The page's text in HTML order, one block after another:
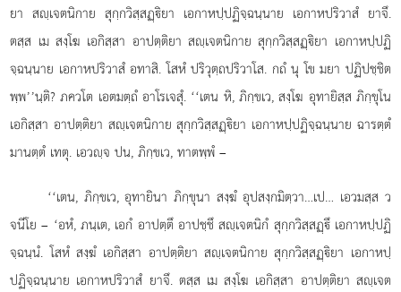
ยา สฺเจตนิกาย สุกฺกวิสฺสฏฺิยา เอกาหปฺปฏิจฺฉนฺนาย เอกาหปริวาสํ ยาจึ.
ตสฺส เม สงฺโฆ เอกิสฺสา อาปตฺติยา สฺเจตนิกาย สุกฺกวิสฺสฏฺิยา เอกาหปฺปฏิ
จฺฉนฺนาย เอกาหปริวาสํ อทาสิ. โสหํ ปริวุตฺถปริวาโส. กถํ นุ โข มยา ปฏิปชฺชิต
พฺพ’’นฺติ? ภควโต เอตมตฺถํ อาโรเจสุํ. ‘‘เตน หิ, ภิกฺขเว, สงฺโฆ อุทายิสฺส ภิกฺขุโน
เอกิสฺสา อาปตฺติยา สฺเจตนิกาย สุกฺกวิสฺสฏฺิยา เอกาหปฺปฏิจฺฉนฺนาย ฉารตฺตํ
มานตฺตํ เทตุ. เอวฺจ ปน, ภิกฺขเว, ทาตพฺพํ –
‘‘เตน, ภิกฺขเว, อุทายินา ภิกฺขุนา สงฺฆํ อุปสงฺกมิตฺวา…เป… เอวมสฺส ว
จนีโย – ‘อหํ, ภนฺเต, เอกํ อาปตฺตึ อาปชฺชึ สฺเจตนิกํ สุกฺกวิสฺสฏฺึ เอกาหปฺปฏิ
จฺฉนฺนํ. โสหํ สงฺฆํ เอกิสฺสา อาปตฺติยา สฺเจตนิกาย สุกฺกวิสฺสฏฺิยา เอกาหปฺ
ปฏิจฺฉนฺนาย เอกาหปริวาสํ ยาจึ. ตสฺส เม สงฺโฆ เอกิสฺสา อาปตฺติยา สฺเจต